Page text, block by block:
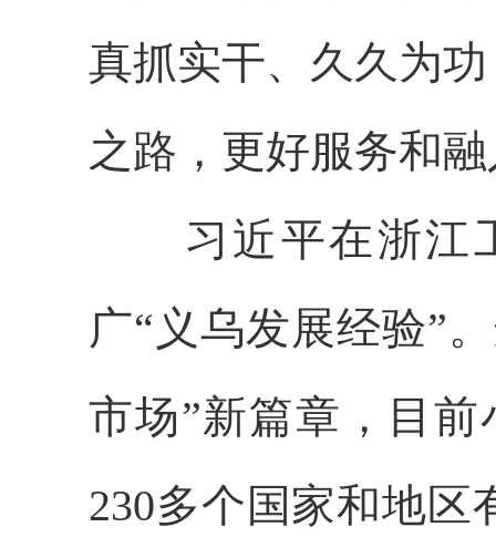
真抓实干、久久为
之路，更好服务和
习近平在浙江工
广“义乌发展经验”
市场”新篇章，目
230多个国家和地区